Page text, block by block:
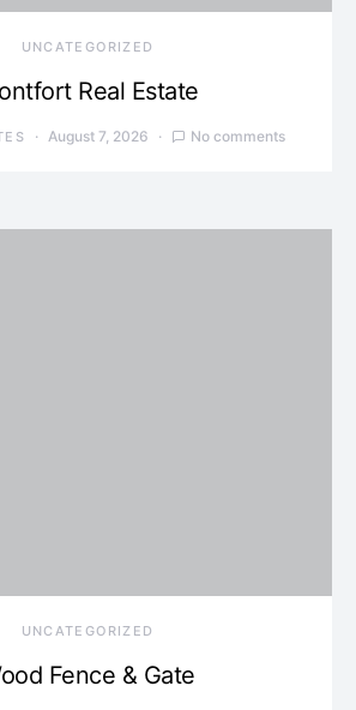
UNCATEGORIZED
Real Estate
August 7, 2026 No comments
UNCATEGORIZED
Fence & Gate